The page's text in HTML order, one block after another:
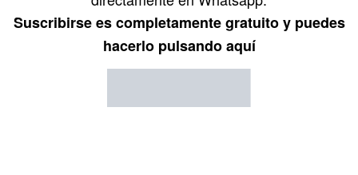
Suscribirse es completamente gratuito y puedes
hacerlo pulsando aquí